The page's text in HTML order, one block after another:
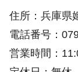
住所：兵庫県
電話番号：
営業時間：